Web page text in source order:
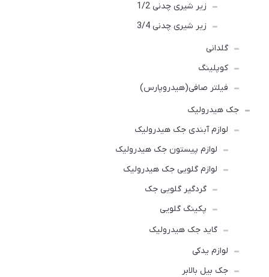
زیر شیری چدنی 1/2
زیر شیری چدنی 3/4
گلدانی
کوپلینگ
فیلتر صافی(هیدروپارس)
جک هیدرولیک
لوازم آبندی جک هیدرولیک
لوازم پیستون جک هیدرولیک
لوازم گلویی جک هیدرولیک
گردگیر گلویی جک
پکینگ گلویی
گاید جک هیدرولیک
لوازم یدکی
جک بیل بالابر